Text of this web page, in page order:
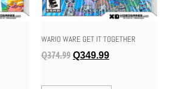
WARIO WARE GET IT TOGETHER
Q374.99 Q349.99